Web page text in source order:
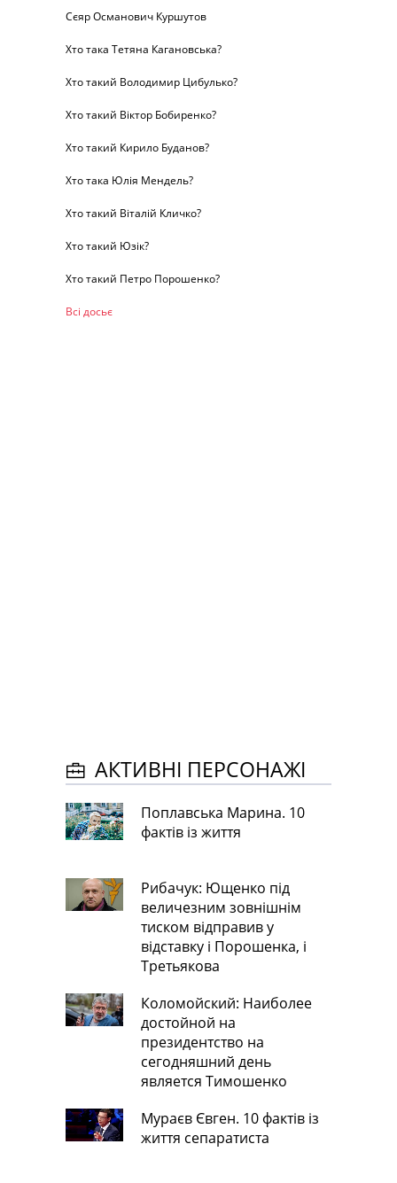
Сєяр Османович Куршутов
Хто така Тетяна Кагановська?
Хто такий Володимир Цибулько?
Хто такий Віктор Бобиренко?
Хто такий Кирило Буданов?
Хто така Юлія Мендель?
Хто такий Віталій Кличко?
Хто такий Юзік?
Хто такий Петро Порошенко?
Всі досьє
АКТИВНІ ПЕРСОНАЖІ
Поплавська Марина. 10
фактів із життя
Рибачук: Ющенко під
величезним зовнішнім
тиском відправив у
відставку і Порошенка, і
Третьякова
Коломойский: Наиболее
достойной на
президентство на
сегодняшний день
является Тимошенко
Мураєв Євген. 10 фактів із
життя сепаратиста